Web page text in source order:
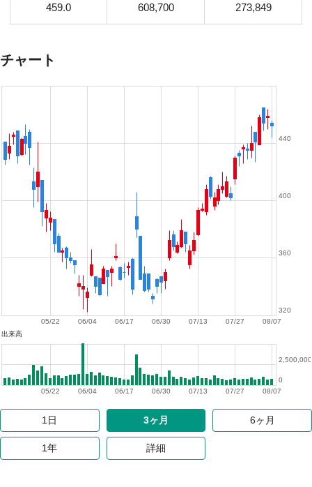
459.0 608,700 273,849
チャート
08/07
07/27
07/13
06/30
06/17
06/04
05/22
320
360
400
440
出来高
08/07
07/27
07/13
06/30
06/17
06/04
05/22
0
2,500,000
1日 3ヶ月 6ヶ月
1年 詳細